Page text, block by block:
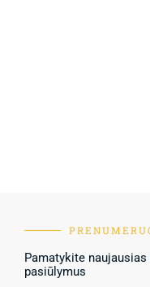
Pamatykite
pasiūlymus